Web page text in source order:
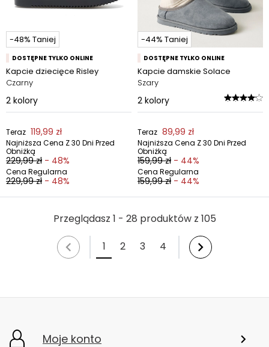
-48% Taniej
DOSTĘPNE TYLKO ONLINE
Kapcie dziecięce Risley
Czarny
2 kolory
Teraz 119,99 zł
Najniższa Cena Z 30 Dni Przed
Obniżką
229,99 zł - 48%
Cena Regularna
229,99 zł - 48%
-44% Taniej
DOSTĘPNE TYLKO ONLINE
Kapcie damskie Solace
Szary
2 kolory
Teraz 89,99 zł
Najniższa Cena Z 30 Dni Przed
Obniżką
159,99 zł - 44%
Cena Regularna
159,99 zł - 44%
Przeglądasz 1 - 28 produktów z 105
1
2 3 4
Moje konto